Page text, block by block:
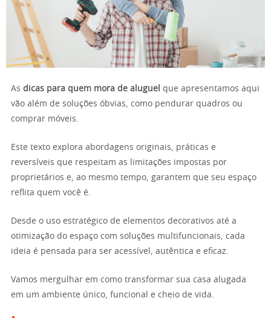
As dicas para quem mora de aluguel que apresentamos aqui
vão além de soluções óbvias, como pendurar quadros ou
comprar móveis.
Este texto explora abordagens originais, práticas e
reversíveis que respeitam as limitações impostas por
proprietários e, ao mesmo tempo, garantem que seu espaço
reflita quem você é.
Desde o uso estratégico de elementos decorativos até a
otimização do espaço com soluções multifuncionais, cada
ideia é pensada para ser acessível, autêntica e eficaz.
Vamos mergulhar em como transformar sua casa alugada
em um ambiente único, funcional e cheio de vida.